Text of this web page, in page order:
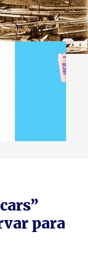
para